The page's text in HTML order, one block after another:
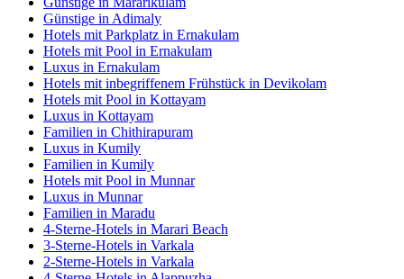
Günstige in Adimaly
Hotels mit Parkplatz in Ernakulam
Hotels mit Pool in Ernakulam
Luxus in Ernakulam
Hotels mit inbegriffenem Frühstück in Devikolam
Hotels mit Pool in Kottayam
Luxus in Kottayam
Familien in Chithirapuram
Luxus in Kumily
Familien in Kumily
Hotels mit Pool in Munnar
Luxus in Munnar
Familien in Maradu
4-Sterne-Hotels in Marari Beach
3-Sterne-Hotels in Varkala
2-Sterne-Hotels in Varkala